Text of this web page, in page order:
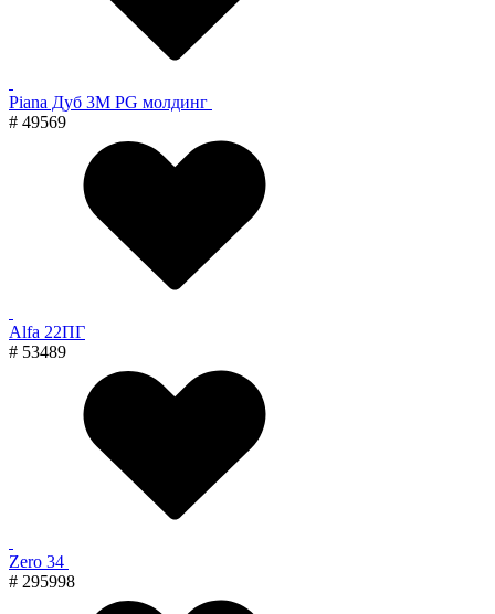
Piana Дуб 3M PG молдинг
# 49569
Alfa 22ПГ
# 53489
Zero 34
# 295998